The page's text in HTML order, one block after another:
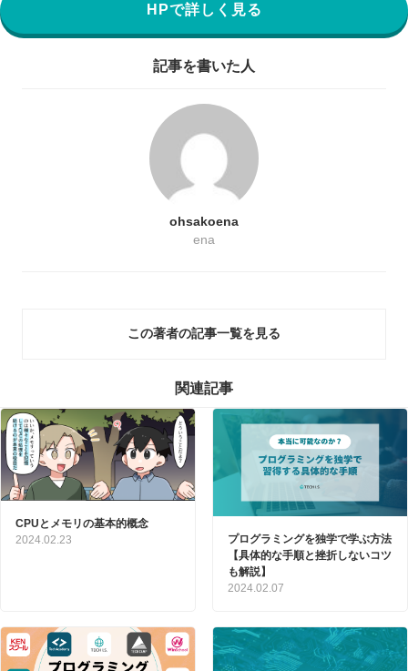
HPで詳しく見る
記事を書いた人
ohsakoena
ena
この著者の記事一覧を見る
関連記事
CPUとメモリの基本的概念
2024.02.23
プログラミングを独学で学ぶ方法
【具体的な手順と挫折しないコツ
も解説】
2024.02.07